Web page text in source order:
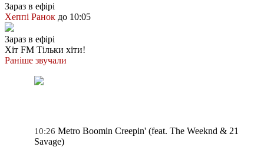
Зараз в ефірі
Хеппі Ранок до 10:05
Зараз в ефірі
Хіт FM Тільки хіти!
Раніше звучали
10:26 Metro Boomin Creepin' (feat. The Weeknd & 21
Savage)